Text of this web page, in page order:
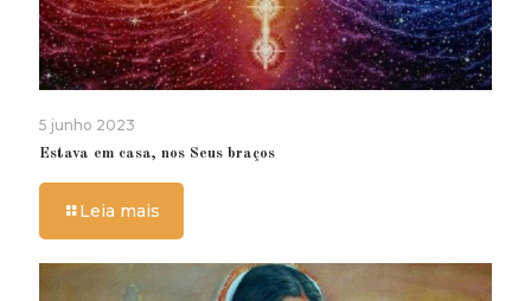
5 junho 2023
Estava em casa, nos Seus braços
Leia mais